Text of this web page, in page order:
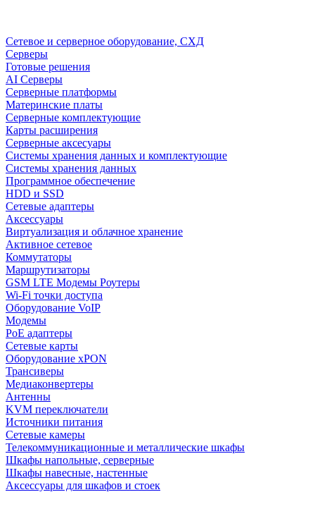
Сетевое и серверное оборудование, СХД
Cерверы
Готовые решения
AI Серверы
Серверные платформы
Материнские платы
Серверные комплектующие
Карты расширения
Серверные аксесуары
Системы хранения данных и комплектующие
Системы хранения данных
Программное обеспечение
HDD и SSD
Сетевые адаптеры
Аксессуары
Виртуализация и облачное хранение
Активное сетевое
Коммутаторы
Маршрутизаторы
GSM LTE Модемы Роутеры
Wi-Fi точки доступа
Оборудование VoIP
Модемы
PoE адаптеры
Сетевые карты
Оборудование xPON
Трансиверы
Медиаконвертеры
Антенны
KVM переключатели
Источники питания
Сетевые камеры
Телекоммуникационные и металлические шкафы
Шкафы напольные, серверные
Шкафы навесные, настенные
Аксессуары для шкафов и стоек